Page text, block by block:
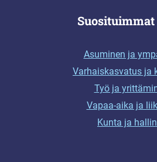
Asuminen ja
Varhaiskasvatus ja
Työ ja
Vapaa-aika ja
Kunta ja